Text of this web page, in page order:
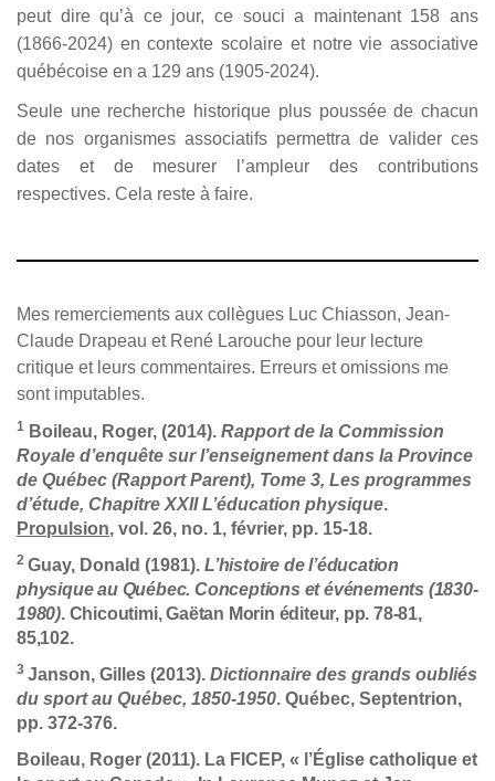
peut dire qu’à ce jour, ce souci a maintenant 158 ans
(1866-2024) en contexte scolaire et notre vie associative
québécoise en a 129 ans (1905-2024).
Seule une recherche historique plus poussée de chacun
de nos organismes associatifs permettra de valider ces
dates et de mesurer l’ampleur des contributions
respectives. Cela reste à faire.
Mes remerciements aux collègues Luc Chiasson, Jean-
Claude Drapeau et René Larouche pour leur lecture
critique et leurs commentaires. Erreurs et omissions me
sont imputables.
1 Boileau, Roger, (2014). Rapport de la Commission
Royale d’enquête sur l’enseignement dans la Province
de Québec (Rapport Parent), Tome 3, Les programmes
d’étude, Chapitre XXII L’éducation physique.
Propulsion, vol. 26, no. 1, février, pp. 15-18.
2 Guay, Donald (1981). L’histoire de l’éducation
physique au Québec. Conceptions et événements (1830-
1980). Chicoutimi, Gaëtan Morin éditeur, pp. 78-81,
85,102.
3 Janson, Gilles (2013). Dictionnaire des grands oubliés
du sport au Québec, 1850-1950. Québec, Septentrion,
pp. 372-376.
Boileau, Roger (2011). La FICEP, « l’Église catholique et